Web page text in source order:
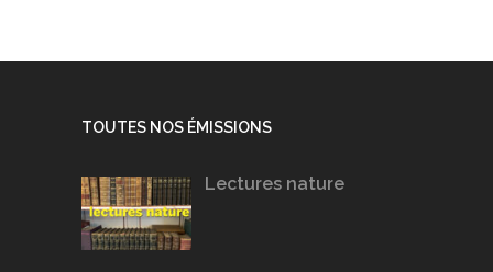
TOUTES NOS ÉMISSIONS
Lectures nature